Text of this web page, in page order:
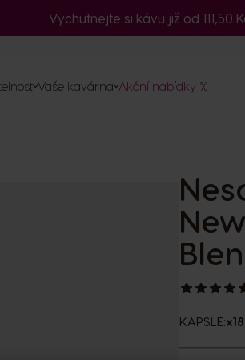
Vychutnejte si kávu již od 111,50
Vaše kavárna Akční nabídky %
KAPSLE:x18